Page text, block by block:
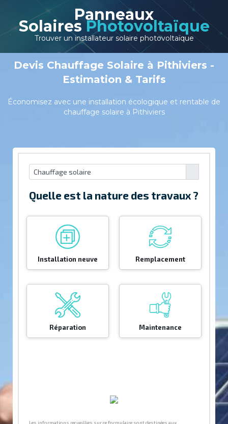
Panneaux
Solaires Photovoltaïque
Trouver un installateur solaire photovoltaïque
Devis Chauffage Solaire à Pithiviers -
Estimation & Tarifs
Économisez avec une installation écologique et rentable de
chauffage solaire à Pithiviers